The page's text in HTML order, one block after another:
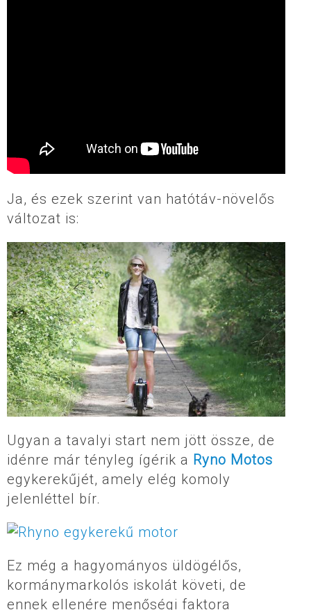
Ja, és ezek szerint van hatótáv-növelős
változat is:
Ugyan a tavalyi start nem jött össze, de
idénre már tényleg ígérik a Ryno Motos
egykerekűjét, amely elég komoly
jelenléttel bír.
Ez még a hagyományos üldögélős,
kormánymarkolós iskolát követi, de
ennek ellenére menőségi faktora